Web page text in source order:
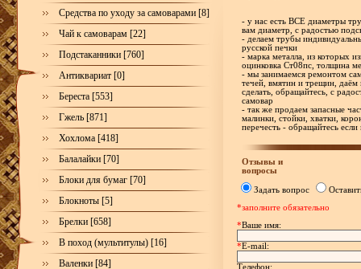
Средства по уходу за самоварами [8]
Чай к самоварам [22]
Подстаканники [760]
Антиквариат [0]
Береста [553]
Гжель [871]
Хохлома [418]
Балалайки [70]
Блоки для бумаг [70]
Блокноты [5]
Брелки [658]
В поход (мультитулы) [16]
Валенки [84]
- у нас есть ВСЕ диаметры
вам диаметр, с радостью
- делаем трубы
русской печки
- марка металла, из которых
оцинковка Ст08пс, толщина
- мы занимаемся ремонтом
течей, вмятин и трещин, даём
сделать, обращайтесь, с
самовар
- так же продаем запасные
малинки, стойки, хватки,
перечесть - обращайтесь
Отзывы и
вопросы
Задать вопрос
*заполните обязательно
*Ваше имя:
*E-mail:
Телефон: